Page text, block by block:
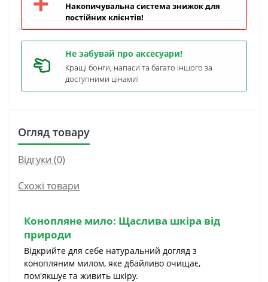
Накопичувальна система знижок для
постійних клієнтів!
Не забувай про аксесуари!
Кращі бонги, напаси та багато іншого за
доступними цінами!
Огляд товару
Відгуки (0)
Схожі товари
Конопляне мило: Щаслива шкіра від
природи
Відкрийте для себе натуральний догляд з
конопляним милом, яке дбайливо очищає,
пом'якшує та живить шкіру.